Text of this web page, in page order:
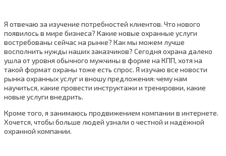
Я отвечаю за изучение потребностей клиентов. Что нового
появилось в мире бизнеса? Какие новые охранные услуги
востребованы сейчас на рынке? Как мы можем лучше
восполнить нужды наших заказчиков? Сегодня охрана далеко
ушла от уровня обычного мужчины в форме на КПП, хотя на
такой формат охраны тоже есть спрос. Я изучаю все новости
рынка охранных услуг и вношу предложения: чему нам
научиться, какие провести инструктажи и тренировки, какие
новые услуги внедрить.
Кроме того, я занимаюсь продвижением компании в интернете.
Хочется, чтобы больше людей узнали о честной и надёжной
охранной компании.